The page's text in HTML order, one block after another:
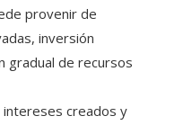
provenir de
inversión
gradual de recursos
intereses creados y